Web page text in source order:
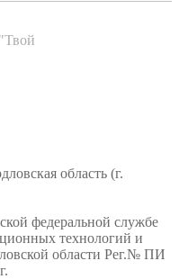
область (г.
федеральной службе
технологий и
области Рег.№ ПИ